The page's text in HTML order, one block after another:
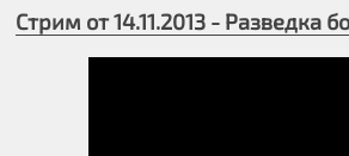
Стрим от 14.11.2013 - Разведка